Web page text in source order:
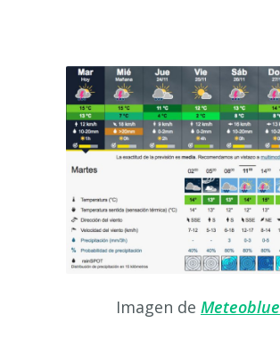
Imagen de Meteoblue